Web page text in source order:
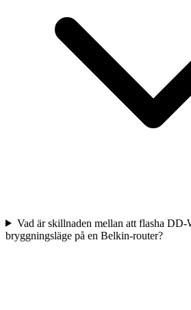
Vad är skillnaden mellan att flasha DD-
bryggningsläge på en Belkin-router?